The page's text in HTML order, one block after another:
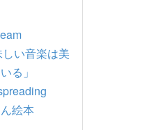
い音楽は美
る」
絵本